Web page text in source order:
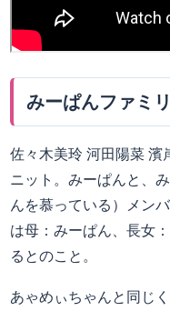
みーぱんファミ
佐々木美玲 河田陽菜 濱
ニット。みーぱんと、
んを慕っている）メン
は母：みーぱん、長女
るとのこと。
あゃめぃちゃんと同じ